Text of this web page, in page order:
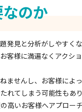
のか
発見と分析がしやすくな
客様に満遍なくアクシ
ませんし、お客様によ
れてしまう可能性もあり
高いお客様へアプロー